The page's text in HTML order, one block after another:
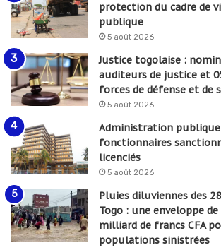
protection du cadre de
publique
5 août 2026
Justice togolaise :
auditeurs de justice et
forces de défense et de
5 août 2026
Administration publique
fonctionnaires
licenciés
5 août 2026
Pluies diluviennes des
Togo : une enveloppe de
milliard de francs CFA
populations sinistrées